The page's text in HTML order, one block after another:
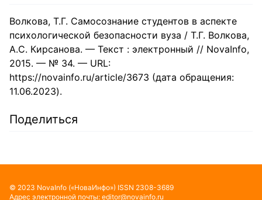
Волкова, Т.Г. Самосознание студентов в аспекте
психологической безопасности вуза / Т.Г. Волкова,
А.С. Кирсанова. — Текст : электронный // NovaInfo,
2015. — № 34. — URL:
https://novainfo.ru/article/3673 (дата обращения:
11.06.2023).
Поделиться
© 2023 NovaInfo («НоваИнфо») ISSN 2308-3689
Адрес электронной почты: editor@novainfo.ru